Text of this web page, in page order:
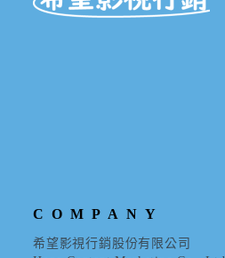
COMPANY
希望影視行銷股份有限公司